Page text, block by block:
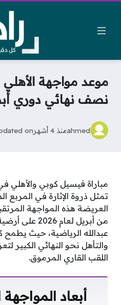
موعد مواجهة
نصف نهائي دوري
ahmedمنذ 4 أشهر on
مباراة فيسيل كوبي والأهلي
تمثل ذروة الإثارة في المربع
العريضة هذه المواجهة
من أبريل لعام
عبدالله الرياضية، حيث
والتأهل نحو النهائي الكبير
اللقب القاري المرموق.
أبعاد